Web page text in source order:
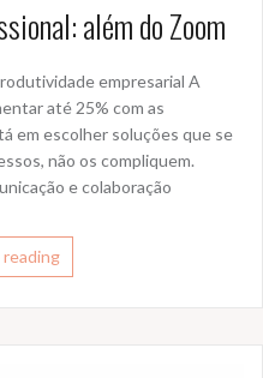
além do Zoom
empresarial A
até 25% com as
em escolher soluções que se
não os compliquem.
e colaboração